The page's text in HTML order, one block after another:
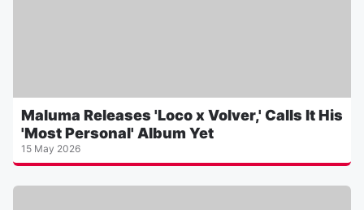
Maluma Releases 'Loco x Volver,' Calls It His
'Most Personal' Album Yet
15 May 2026